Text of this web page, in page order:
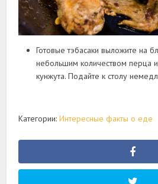
Готовые тэбасаки выложите на
небольшим количеством перца
кунжута. Подайте к столу
Категории:Интересные факты о еде